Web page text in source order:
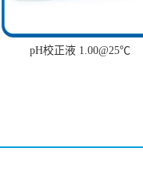
pH校正液 1.00@25℃